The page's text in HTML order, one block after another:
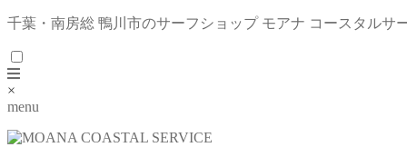
千葉・南房総 鴨川市のサーフショップ モアナ コースタルサ
×
menu